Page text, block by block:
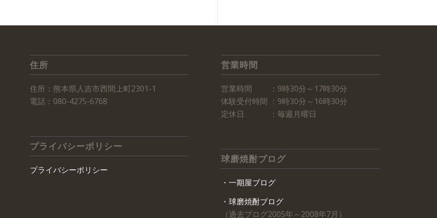
住所
住所：熊本県人吉市西間上町2301-1
電話：080-4275-6768
プライバシーポリシー
プライバシーポリシー
営業時間
営業時間 ：9時30分～17時30分
体験受付時間 ：9時30分～16時30分
定休日 ：毎週月曜日
球磨焼酎ブログ
・一期屋ブログ
・球磨焼酎ブログ
（過去ブログ2005年～2008年7月）